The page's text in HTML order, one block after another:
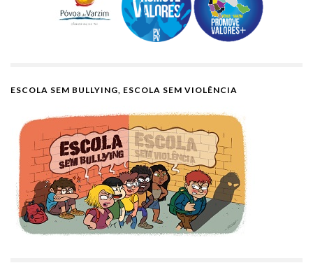
ESCOLA SEM BULLYING, ESCOLA SEM VIOLÊNCIA